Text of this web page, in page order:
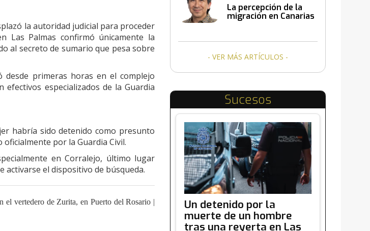
la autoridad judicial para proceder
Las Palmas confirmó únicamente la
al secreto de sumario que pesa sobre
desde primeras horas en el complejo
especializados de la Guardia
habría sido detenido como presunto
por la Guardia Civil.
en Corralejo, último lugar
activarse el dispositivo de búsqueda.
el vertedero de Zurita, en Puerto del Rosario |
La percepción de la
migración en Canarias
- VER MÁS ARTÍCULOS -
Sucesos
Un detenido por la
muerte de un hombre
tras una reyerta en Las